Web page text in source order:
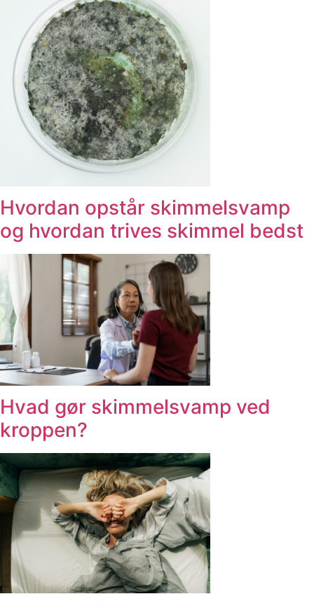
Hvordan opstår skimmelsvamp
og hvordan trives skimmel bedst
Hvad gør skimmelsvamp ved
kroppen?